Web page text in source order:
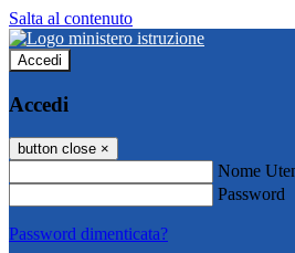
Salta al contenuto
Accedi
Accedi
button close ×
Nome
Password
Password dimenticata?